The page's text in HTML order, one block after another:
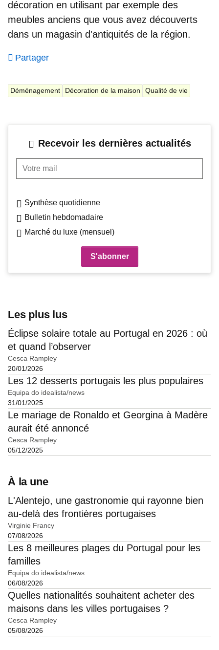
décoration en utilisant par exemple des
meubles anciens que vous avez découverts
dans un magasin d'antiquités de la région.
Partager
Déménagement Décoration de la maison Qualité de vie
Recevoir les dernières actualités
Votre mail
Synthèse quotidienne
Bulletin hebdomadaire
Marché du luxe (mensuel)
Les plus lus
Éclipse solaire totale au Portugal en 2026 : où
et quand l’observer
Cesca Rampley
20/01/2026
Les 12 desserts portugais les plus populaires
Equipa do idealista/news
31/01/2025
Le mariage de Ronaldo et Georgina à Madère
aurait été annoncé
Cesca Rampley
05/12/2025
À la une
L'Alentejo, une gastronomie qui rayonne bien
au-delà des frontières portugaises
Virginie Francy
07/08/2026
Les 8 meilleures plages du Portugal pour les
familles
Equipa do idealista/news
06/08/2026
Quelles nationalités souhaitent acheter des
maisons dans les villes portugaises ?
Cesca Rampley
05/08/2026